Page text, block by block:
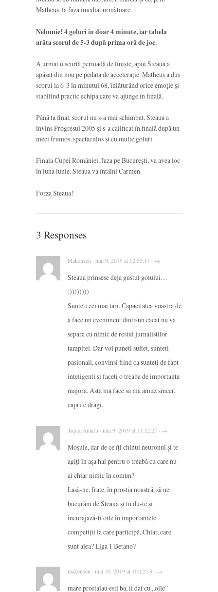
Matheus, la faza imediat următoare.
Nebunie! 4 goluri în doar 4 minute, iar tabela
arăta scorul de 5-3 după prima oră de joc.
A urmat o scurtă perioadă de liniște, apoi Steaua a
apăsat din nou pe pedala de accelerație. Matheus a dus
scorul la 6-3 în minutul 68, înlăturând orice emoție și
stabilind practic echipa care va ajunge în finală.
Până la final, scorul nu s-a mai schimbat. Steaua a
învins Progresul 2005 și s-a calificat în finală după un
meci frumos, spectaculos și cu multe goluri.
Finala Cupei României, faza pe București, va avea loc
în luna iunie. Steaua va întâlni Carmen.
Forza Steaua!
3 Responses
Makensen · mai 9, 2019 at 12:53:17 · →
Steaua prinsese deja gustul golului…
:))))))))
Sunteti cei mai tari. Capacitatea voastra de
a face un eveniment dintr-un cacat nu va
separa cu nimic de restul jurnalistilor
tampitei. Dar voi puneti suflet, sunteti
pasionali, convinsi fiind ca sunteti de fapt
inteligenti si faceti o treaba de importanta
majora. Asta ma face sa ma amuz sincer,
caprite dragi.
Tupac Amaru · mai 9, 2019 at 13:32:27 · →
Moșule, dar de ce îți chinui neuronul și te
agiți în așa hal pentru o treabă cu care nu
ai chiar nimic în comun?
Lasă-ne, frate, în prostia noastră, să ne
bucurăm de Steaua și tu du-te și
încurajază-ți oile în importantele
competiții la care participă. Chiar, care
sunt alea? Liga 1 Betano?
makensen · mai 10, 2019 at 10:12:18 · →
mare prostalau esti ba, ii dai cu „oile”